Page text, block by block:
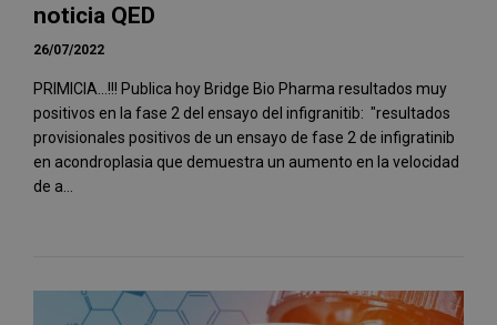
noticia QED
26/07/2022
PRIMICIA...!!! Publica hoy Bridge Bio Pharma resultados muy
positivos en la fase 2 del ensayo del infigranitib: "resultados
provisionales positivos de un ensayo de fase 2 de infigratinib
en acondroplasia que demuestra un aumento en la velocidad
de a...